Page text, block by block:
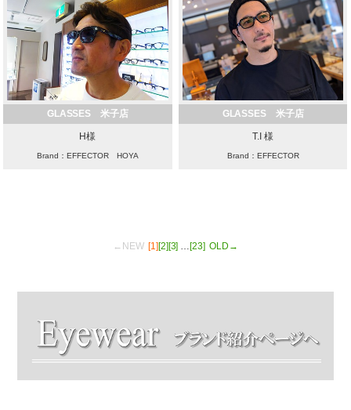
GLASSES 米子店
H様
Brand：EFFECTOR HOYA
GLASSES 米子店
T.I 様
Brand：EFFECTOR
←NEW [1][2][3] …[23] OLD→